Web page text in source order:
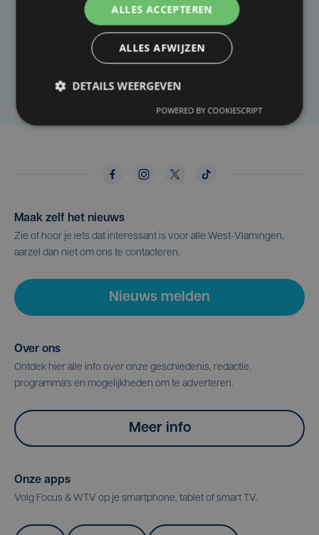
Heb je een taal- of schrijffout opgemerkt in dit
artikel?
Laat het ons weten
Maak zelf het nieuws
Zie of hoor je iets dat interessant is voor alle West-Vlamingen,
aarzel dan niet om ons te contacteren.
Nieuws melden
Over ons
Ontdek hier alle info over onze geschiedenis, redactie,
programma's en mogelijkheden om te adverteren.
Meer info
Onze apps
Volg Focus & WTV op je smartphone, tablet of smart TV.
ALLES ACCEPTEREN
ALLES AFWIJZEN
DETAILS WEERGEVEN
POWERED BY COOKIESCRIPT